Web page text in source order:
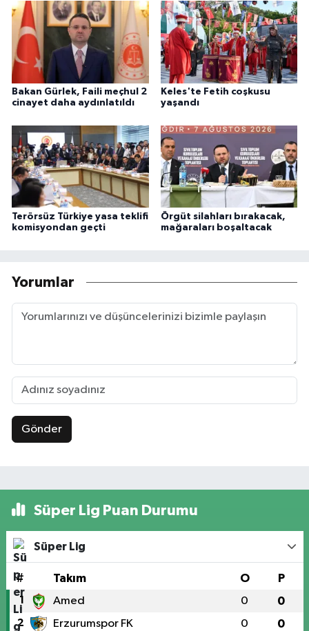
Bakan Gürlek, Faili meçhul 2
cinayet daha aydınlatıldı
Keles'te Fetih coşkusu
yaşandı
Terörsüz Türkiye yasa teklifi
komisyondan geçti
Örgüt silahları bırakacak,
mağaraları boşaltacak
Yorumlar
Gönder
Süper Lig Puan Durumu
Süper Lig
# Takım O P
1 Amed 0 0
2 Erzurumspor FK 0 0